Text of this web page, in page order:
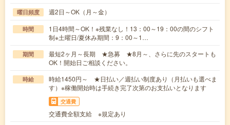
曜日頻度 週2日～OK（月～金）
時間
1日4時間～OK！※残業なし！13：00～19：00の間のシフト
制※土曜日/夏休み期間：9：00～1…
期間
最短2ヶ月～長期 ★急募 ★8月～、さらに先のスタートも
OK！開始日ご相談ください。
時給
時給1450円～ ★日払い／週払い制度あり（月払いも選べま
す）※稼働開始時は手続き完了次第のお支払いとなります
交通費
交通費全額支給 ※規定あり